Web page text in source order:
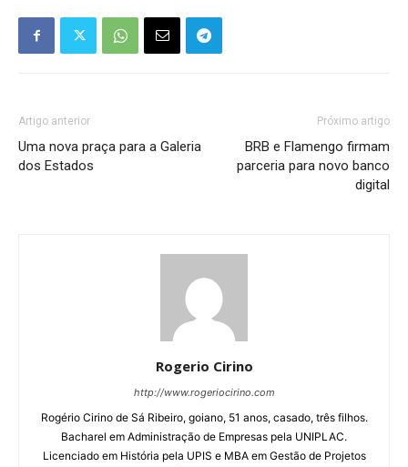
Artigo anterior
Uma nova praça para a Galeria
dos Estados
Próximo artigo
BRB e Flamengo firmam
parceria para novo banco
digital
Rogerio Cirino
http://www.rogeriocirino.com
Rogério Cirino de Sá Ribeiro, goiano, 51 anos, casado, três filhos.
Bacharel em Administração de Empresas pela UNIPLAC.
Licenciado em História pela UPIS e MBA em Gestão de Projetos